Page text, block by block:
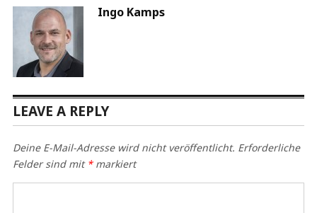
Ingo Kamps
LEAVE A REPLY
Deine E-Mail-Adresse wird nicht veröffentlicht. Erforderliche
Felder sind mit *markiert